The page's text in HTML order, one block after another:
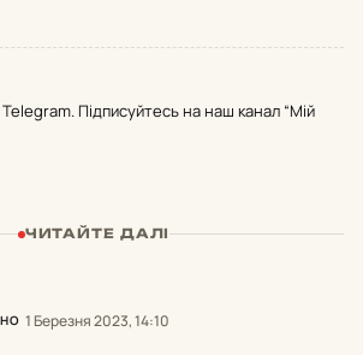
Підписуйтесь на наш канал “Мій
ЧИТАЙТЕ ДАЛІ
1 Березня 2023, 14:10